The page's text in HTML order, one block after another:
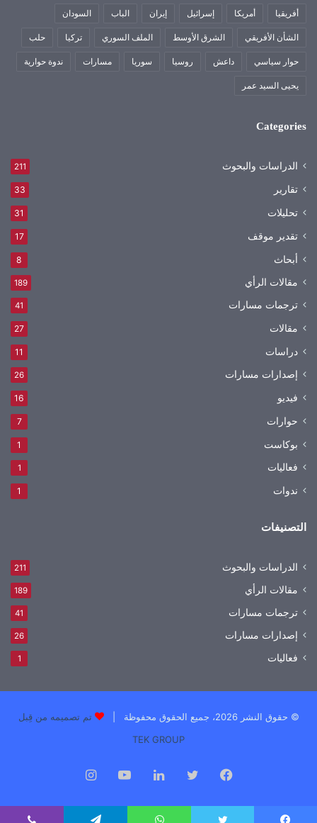
أفريقيا أمريكا إسرائيل إيران الباب السودان
الشأن الأفريقي الشرق الأوسط الملف السوري تركيا حلب
حوار سياسي داعش روسيا سوريا مسارات ندوة حوارية
يحيى السيد عمر
Categories
الدراسات والبحوث 211
تقارير 33
تحليلات 31
تقدير موقف 17
أبحاث 8
مقالات الرأي 189
ترجمات مسارات 41
مقالات 27
دراسات 11
إصدارات مسارات 26
فيديو 16
حوارات 7
بوكاست 1
فعاليات 1
ندوات 1
التصنيفات
الدراسات والبحوث 211
مقالات الرأي 189
ترجمات مسارات 41
إصدارات مسارات 26
فعاليات 1
© حقوق النشر 2026، جميع الحقوق محفوظة |
تم تصميمه من قِبل
TEK GROUP
فيسبوك تويتر لينكدإن يوتيوب